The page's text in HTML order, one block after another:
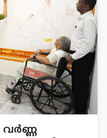
വർണ്ണ